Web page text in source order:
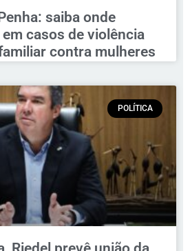
saiba onde
casos de violência
contra mulheres
POLÍTICA